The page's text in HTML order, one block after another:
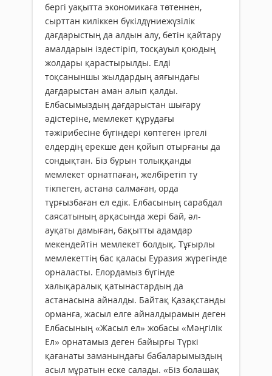
бергі уақытта экономикаға төтеннен,
сырттан киліккен бүкілдүниежүзілік
дағдарыстың да алдын алу, бетін қайтару
амалдарын іздестіріп, тосқауыл қоюдың
жолдары қарастырылды. Елді
тоқсаныншы жылдардың аяғындағы
дағдарыстан аман алып қалды.
Елбасымыздың дағдарыстан шығару
әдістеріне, мемлекет құрудағы
тәжірибесіне бүгіндері көптеген іргелі
елдердің ерекше ден қойып отырғаны да
сондықтан. Біз бұрын толыққанды
мемлекет орнатпаған, желбіретіп ту
тікпеген, астана салмаған, орда
тұрғызбаған ел едік. Елбасының сарабдал
саясатының арқасында жері бай, әл-
ауқаты дамыған, бақытты адамдар
мекендейтін мемлекет болдық. Тұғырлы
мемлекеттің бас қаласы Еуразия жүрегінде
орналасты. Елордамыз бүгінде
халықаралық қатынастардың да
астанасына айналды. Байтақ Қазақстанды
орманға, жасыл елге айналдырамын деген
Елбасының «Жасыл ел» жобасы «Мәңгілік
Ел» орнатамыз деген байырғы Түркі
қағанаты заманындағы бабаларымыздың
асыл мұратын еске салады. «Біз болашақ